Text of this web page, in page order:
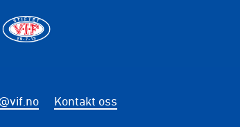
Kontakt oss